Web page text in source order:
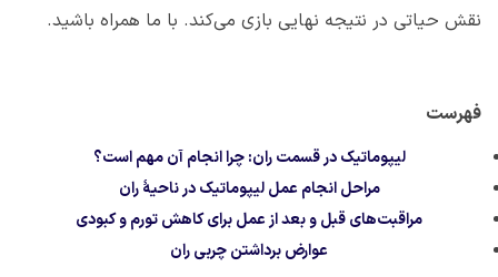
نقش حیاتی در نتیجه نهایی بازی می‌کند. با ما همراه باشید.
فهرست
لیپوماتیک در قسمت ران: چرا انجام آن مهم است؟
مراحل انجام عمل لیپوماتیک در ناحیۀ ران
مراقبت‌های قبل و بعد از عمل برای کاهش تورم و کبودی
عوارض برداشتن چربی ران